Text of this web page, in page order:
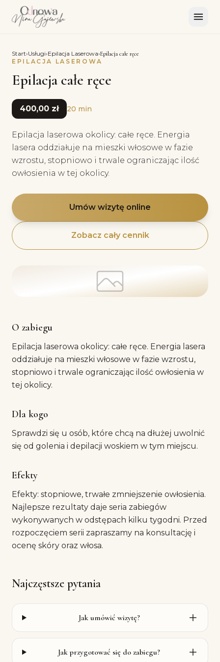
Start›Usługi›Epilacja Laserowa›Epilacja całe ręce
EPILACJA LASEROWA
Epilacja całe ręce
400,00 zł 20 min
Epilacja laserowa okolicy: całe ręce. Energia
lasera oddziałuje na mieszki włosowe w fazie
wzrostu, stopniowo i trwale ograniczając ilość
owłosienia w tej okolicy.
Umów wizytę online
Zobacz cały cennik
O zabiegu
Epilacja laserowa okolicy: całe ręce. Energia lasera
oddziałuje na mieszki włosowe w fazie wzrostu,
stopniowo i trwale ograniczając ilość owłosienia w
tej okolicy.
Dla kogo
Sprawdzi się u osób, które chcą na dłużej uwolnić
się od golenia i depilacji woskiem w tym miejscu.
Efekty
Efekty: stopniowe, trwałe zmniejszenie owłosienia.
Najlepsze rezultaty daje seria zabiegów
wykonywanych w odstępach kilku tygodni. Przed
rozpoczęciem serii zapraszamy na konsultację i
ocenę skóry oraz włosa.
Najczęstsze pytania
Jak umówić wizytę?
Jak przygotować się do zabiegu?